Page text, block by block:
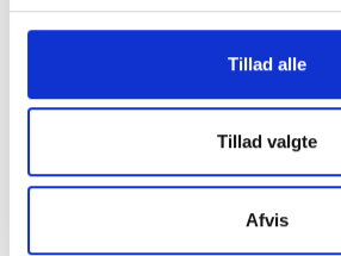
Tillad alle
Tillad valgte
Afvis
På kurset får du:
Forståelse for beboere med
Redskaber til at skabe
Refleksion over din egen
kommunikation